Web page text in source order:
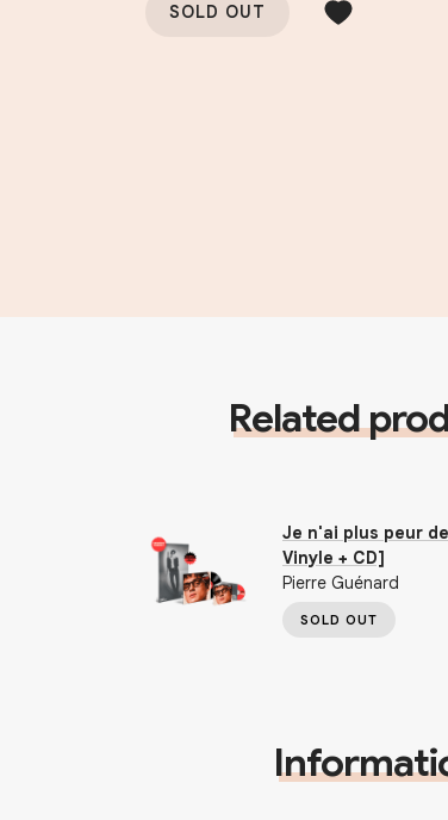
SOLD OUT
Related
Je n'ai plus peur
Vinyle + CD]
Pierre Guénard
SOLD OUT